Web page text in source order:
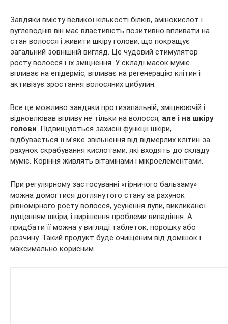
Завдяки вмісту великої кількості білків, амінокислот і
вуглеводнів він має властивість позитивно впливати на
стан волосся і живити шкіру голови, що покращує
загальний зовнішній вигляд. Це чудовий стимулятор
росту волосся і їх зміцнення. У складі масок муміє
впливає на епідерміс, впливає на регенерацію клітин і
активізує зростання волосяних цибулин.
Все це можливо завдяки протизапальній, зміцнюючій і
відновлював впливу не тільки на волосся, але і на шкіру
голови. Підвищуються захисні функції шкіри,
відбувається її м’яке звільнення від відмерлих клітин за
рахунок скрабування кислотами, які входять до складу
муміє. Коріння живлять вітамінами і мікроелементами.
При регулярному застосуванні «гірничого бальзаму»
можна домогтися доглянутого стану за рахунок
рівномірного росту волосся, усунення лупи, викликаної
лущенням шкіри, і вирішення проблеми випадіння. А
придбати її можна у вигляді таблеток, порошку або
розчину. Такий продукт буде очищеним від домішок і
максимально корисним.